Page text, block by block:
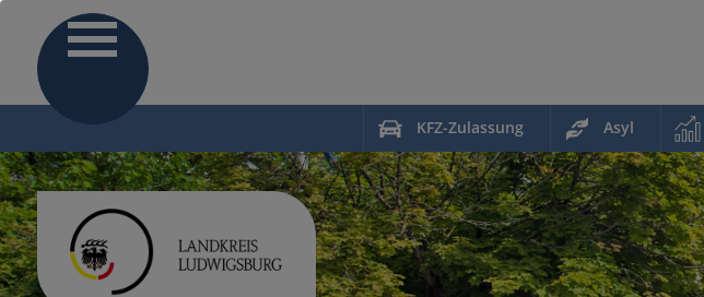
KFZ-Zulassung Asyl